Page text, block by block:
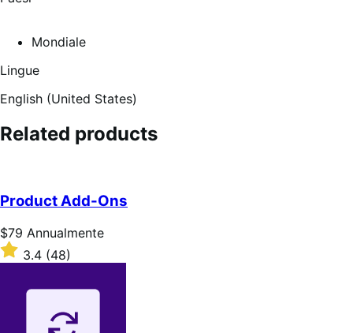
Mondiale
Lingue
English (United States)
Related products
Product Add-Ons
Prezzo
$79
Annualmente
$79 Annualmente
Valutato
3.4
3.4 (48)